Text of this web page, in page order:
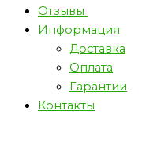
Отзывы
Информация
Доставка
Оплата
Гарантии
Контакты